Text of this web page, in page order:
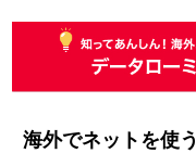
海外でネットを使う